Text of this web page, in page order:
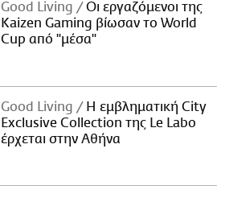
Good Living
Οι εργαζόμενοι της
Kaizen Gaming βίωσαν το World
Cup από "μέσα"
Good Living
Η εμβληματική City
Exclusive Collection της Le Labo
έρχεται στην Αθήνα